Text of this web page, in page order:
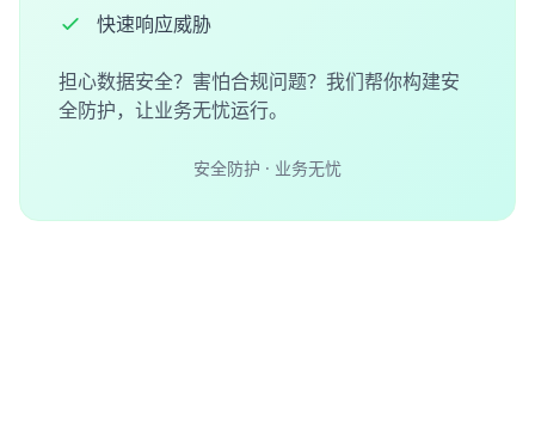
快速响应威胁
担心数据安全？害怕合规问题？我们帮你构建安
全防护，让业务无忧运行。
安全防护 · 业务无忧